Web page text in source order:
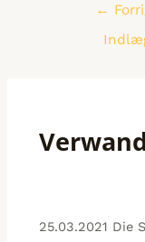
←
25.03.2021 Die